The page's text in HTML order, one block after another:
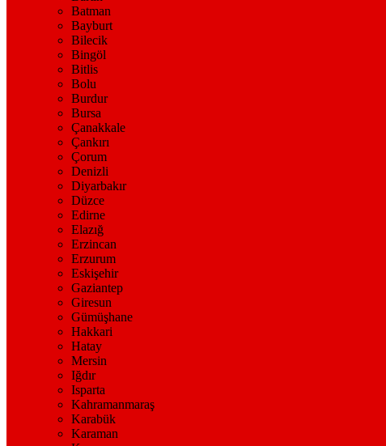
Batman
Bayburt
Bilecik
Bingöl
Bitlis
Bolu
Burdur
Bursa
Çanakkale
Çankırı
Çorum
Denizli
Diyarbakır
Düzce
Edirne
Elazığ
Erzincan
Erzurum
Eskişehir
Gaziantep
Giresun
Gümüşhane
Hakkari
Hatay
Mersin
Iğdır
Isparta
Kahramanmaraş
Karabük
Karaman